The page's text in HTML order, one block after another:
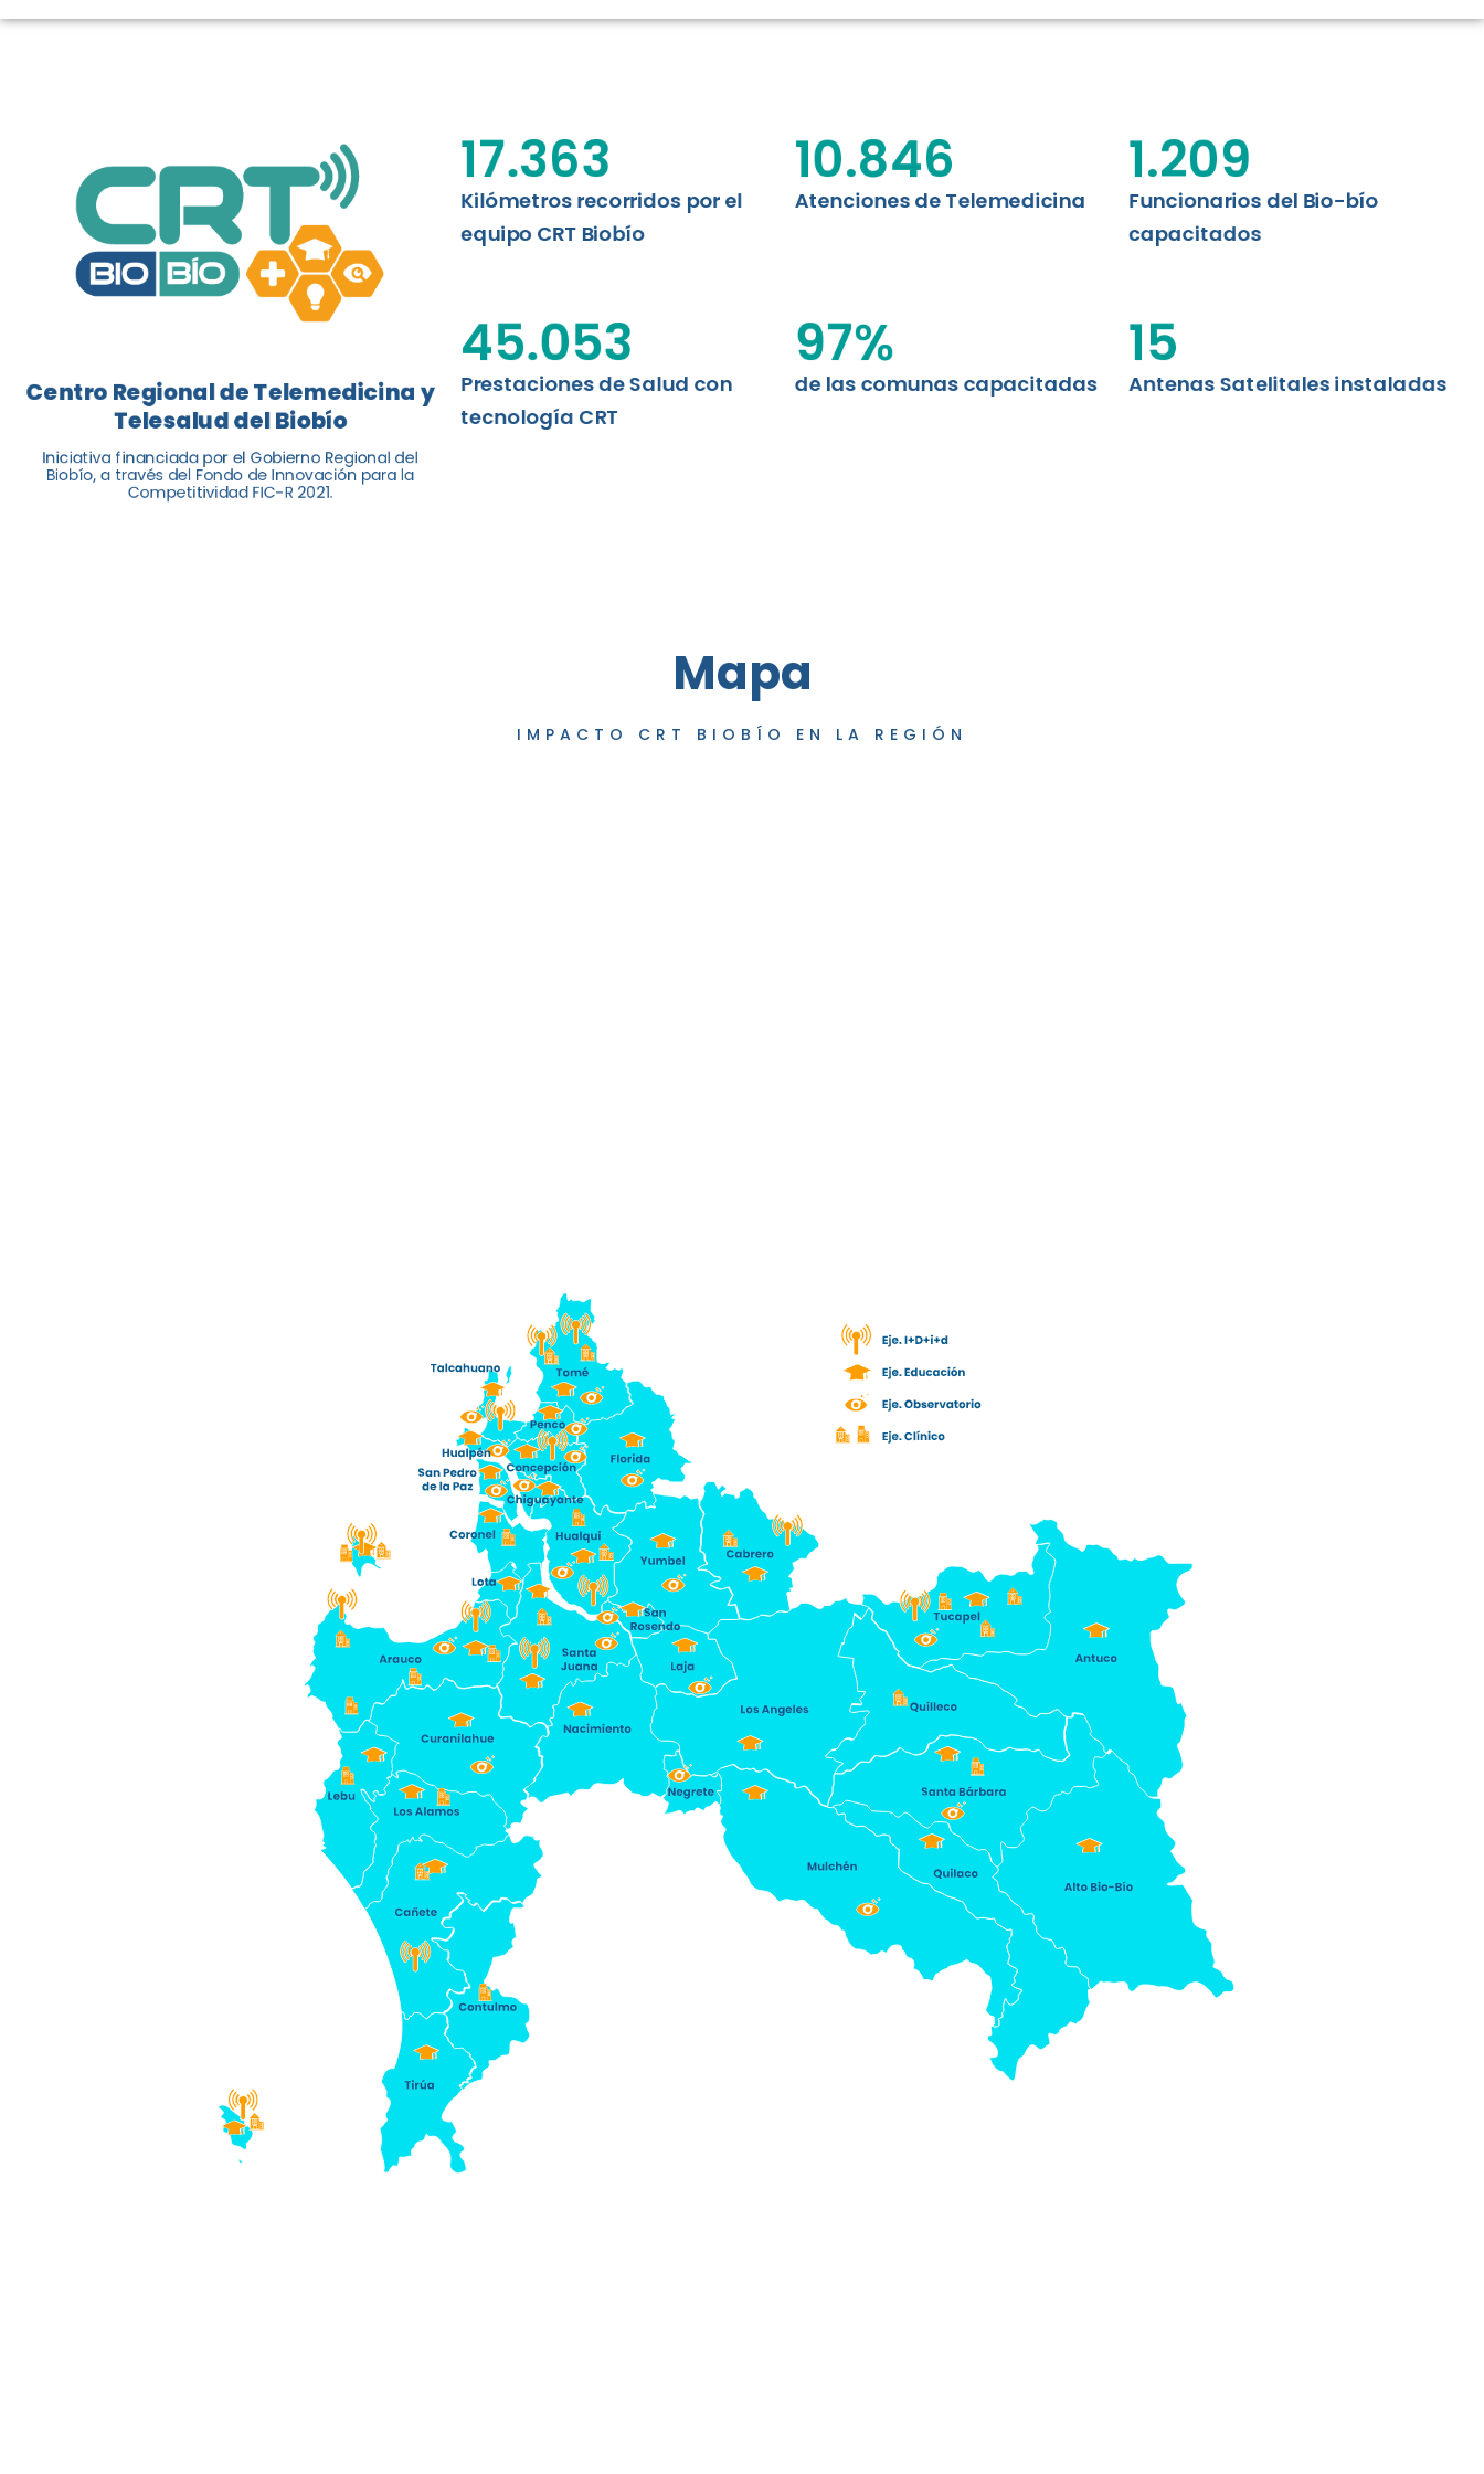
ABORDAJE CLÍNICO EN
I+D+I+E
MDPA
balance de tres años acercando la salud digital a los habitantes...
Leer más
Centro Regional de Telemedicina y
Telesalud del Biobío
Iniciativa financiada por el Gobierno Regional del
Biobío, a través del Fondo de Innovación para la
Competitividad FIC-R 2021.
Kilómetros recorridos por el
equipo CRT Biobío
17.363
Atenciones de Telemedicina
10.846
Funcionarios del Bio-bío
capacitados
1.209
Prestaciones de Salud con
tecnología CRT
45.053
de las comunas capacitadas
97%
Antenas Satelitales instaladas
15
Mapa
IMPACTO CRT BIOBÍO EN LA REGIÓN